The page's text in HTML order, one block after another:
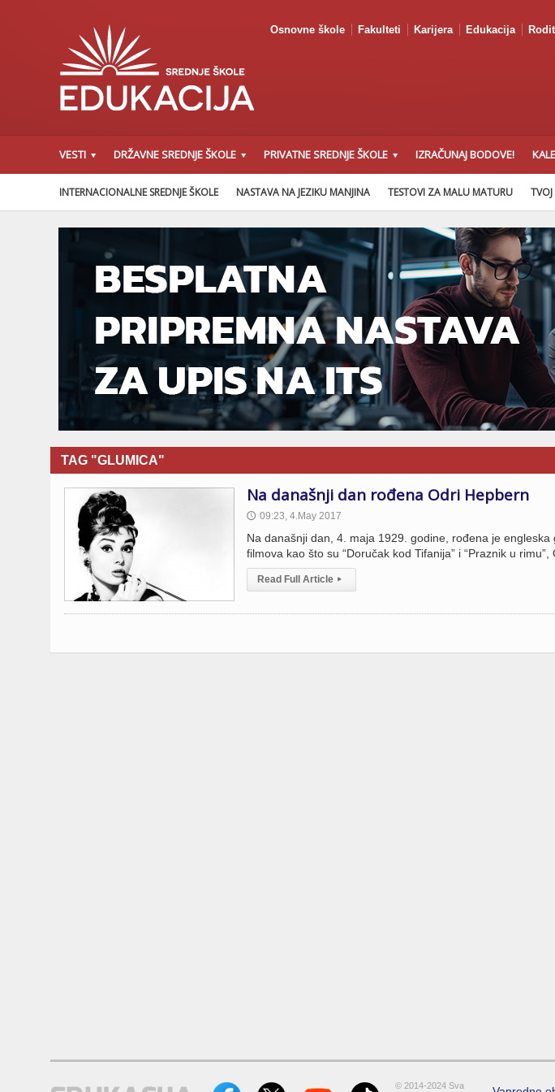
Osnovne škole Fakulteti Karijera Edukacija
VESTI DRŽAVNE SREDNJE ŠKOLE PRIVATNE SREDNJE ŠKOLE IZRAČUNAJ BODOVE!
INTERNACIONALNE SREDNJE ŠKOLE NASTAVA NA JEZIKU MANJINA TESTOVI ZA MALU MATURU
TAG "GLUMICA"
Na današnji dan rođena Odri Hepbern
🕔 09:23, 4.May 2017
Na današnji dan, 4. maja 1929. godine, rođena je
filmova kao što su “Doručak kod Tifanija” i “Praznik u rimu”,
Read Full Article ▸
© 2014-2024 Sva